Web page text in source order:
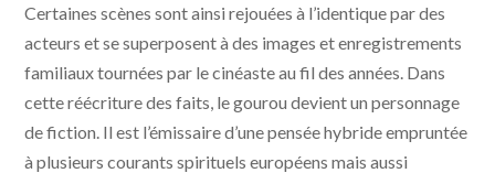
Certaines scènes sont ainsi rejouées à l’identique par des
acteurs et se superposent à des images et enregistrements
familiaux tournées par le cinéaste au fil des années. Dans
cette réécriture des faits, le gourou devient un personnage
de fiction. Il est l’émissaire d’une pensée hybride empruntée
à plusieurs courants spirituels européens mais aussi